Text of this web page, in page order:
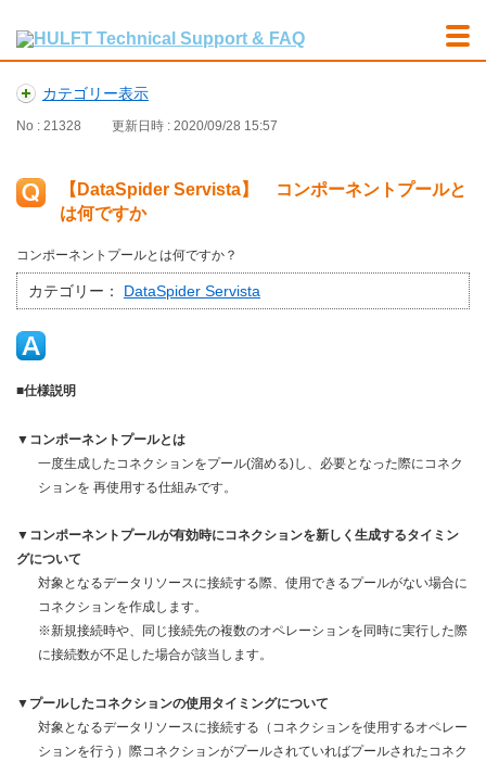
カテゴリー表示
No : 21328 更新日時 : 2020/09/28 15:57
【DataSpider Servista】 コンポーネントプールと
は何ですか
コンポーネントプールとは何ですか？
カテゴリー： DataSpider Servista
■仕様説明
▼コンポーネントプールとは
一度生成したコネクションをプール(溜める)し、必要となった際にコネク
ションを 再使用する仕組みです。
▼コンポーネントプールが有効時にコネクションを新しく生成するタイミン
グについて
対象となるデータリソースに接続する際、使用できるプールがない場合に
コネクションを作成します。
※新規接続時や、同じ接続先の複数のオペレーションを同時に実行した際
に接続数が不足した場合が該当します。
▼プールしたコネクションの使用タイミングについて
対象となるデータリソースに接続する（コネクションを使用するオペレー
ションを行う）際コネクションがプールされていればプールされたコネク